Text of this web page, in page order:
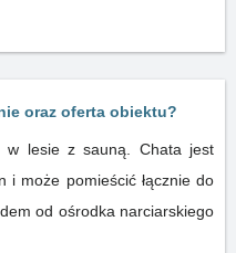
oraz oferta obiektu?
w lesie z sauną. Chata jest
i może pomieścić łącznie do
od ośrodka narciarskiego